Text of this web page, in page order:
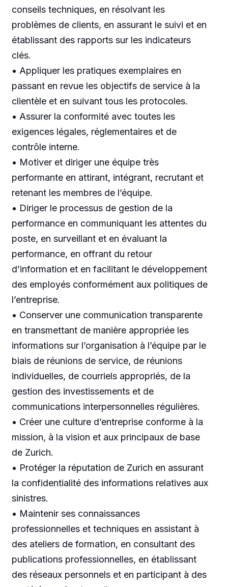
conseils techniques, en résolvant les
problèmes de clients, en assurant le suivi et en
établissant des rapports sur les indicateurs
clés.
• Appliquer les pratiques exemplaires en
passant en revue les objectifs de service à la
clientèle et en suivant tous les protocoles.
• Assurer la conformité avec toutes les
exigences légales, réglementaires et de
contrôle interne.
• Motiver et diriger une équipe très
performante en attirant, intégrant, recrutant et
retenant les membres de l’équipe.
• Diriger le processus de gestion de la
performance en communiquant les attentes du
poste, en surveillant et en évaluant la
performance, en offrant du retour
d’information et en facilitant le développement
des employés conformément aux politiques de
l’entreprise.
• Conserver une communication transparente
en transmettant de manière appropriée les
informations sur l’organisation à l’équipe par le
biais de réunions de service, de réunions
individuelles, de courriels appropriés, de la
gestion des investissements et de
communications interpersonnelles régulières.
• Créer une culture d’entreprise conforme à la
mission, à la vision et aux principaux de base
de Zurich.
• Protéger la réputation de Zurich en assurant
la confidentialité des informations relatives aux
sinistres.
• Maintenir ses connaissances
professionnelles et techniques en assistant à
des ateliers de formation, en consultant des
publications professionnelles, en établissant
des réseaux personnels et en participant à des